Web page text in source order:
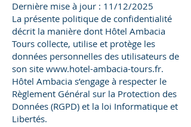
Dernière mise à jour : 11/12/2025
La présente politique de confidentialité
décrit la manière dont Hôtel Ambacia
Tours collecte, utilise et protège les
données personnelles des utilisateurs de
son site www.hotel-ambacia-tours.fr.
Hôtel Ambacia s’engage à respecter le
Règlement Général sur la Protection des
Données (RGPD) et la loi Informatique et
Libertés.